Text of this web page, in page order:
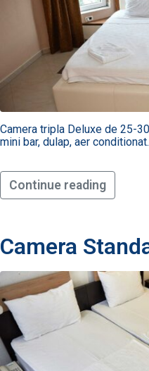
Camera tripla Deluxe de 25-
mini bar, dulap, aer
Continue reading
Camera